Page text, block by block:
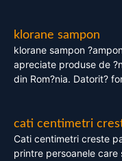
klorane sampon
klorane sampon
apreciate produse de
din Rom?nia. Datorit?
cati centimetri
Cati centimetri creste
printre persoanele